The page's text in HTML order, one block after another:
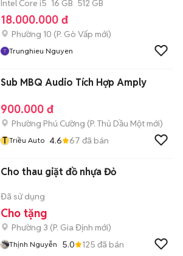
Intel Core i5 16 GB 512 GB
18.000.000 đ
Phường 10 (P. Gò Vấp mới)
Trunghieu Nguyen
Sub MBQ Audio Tích Hợp Amply
900.000 đ
Phường Phú Cường (P. Thủ Dầu Một mới)
T Triều Auto 4.6 67 đã bán
Cho thau giặt đồ nhựa Đỏ
Đã sử dụng
Cho tặng
Phường 3 (P. Gia Định mới)
Thịnh Nguyễn 5.0 125 đã bán